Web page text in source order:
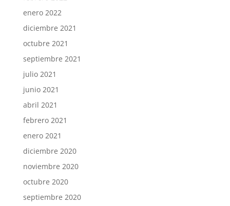
enero 2022
diciembre 2021
octubre 2021
septiembre 2021
julio 2021
junio 2021
abril 2021
febrero 2021
enero 2021
diciembre 2020
noviembre 2020
octubre 2020
septiembre 2020